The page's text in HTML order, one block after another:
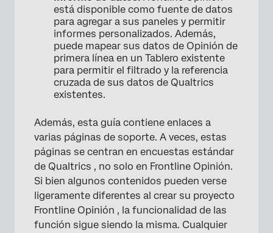
está disponible como fuente de datos
para agregar a sus paneles y permitir
informes personalizados. Además,
puede mapear sus datos de Opinión de
primera línea en un Tablero existente
para permitir el filtrado y la referencia
cruzada de sus datos de Qualtrics
existentes.
Además, esta guía contiene enlaces a
varias páginas de soporte. A veces, estas
páginas se centran en encuestas estándar
de Qualtrics , no solo en Frontline Opinión.
Si bien algunos contenidos pueden verse
ligeramente diferentes al crear su proyecto
Frontline Opinión , la funcionalidad de las
función sigue siendo la misma. Cualquier